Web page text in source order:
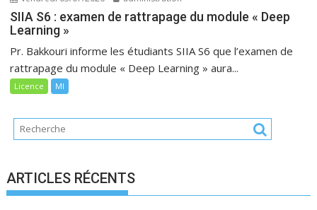
SIIA S6 : examen de rattrapage du module « Deep
Learning »
Pr. Bakkouri informe les étudiants SIIA S6 que l’examen de
rattrapage du module « Deep Learning » aura...
Licence MI
ARTICLES RÉCENTS